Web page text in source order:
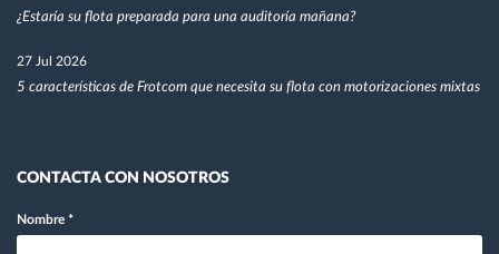
¿Estaría su flota preparada para una auditoría mañana?
27 Jul 2026
5 características de Frotcom que necesita su flota con motorizaciones mixtas
CONTACTA CON NOSOTROS
Nombre *